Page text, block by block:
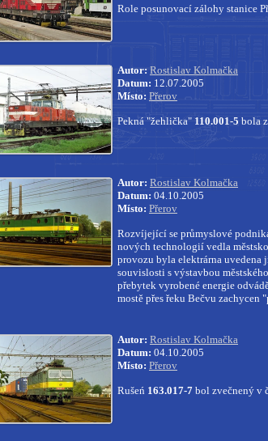
Role posunovací zálohy stanice
Autor: Rostislav Kolmačka
Datum: 12.07.2005
Místo: Přerov
Pekná "žehlička" 110.001-5 bola
Autor: Rostislav Kolmačka
Datum: 04.10.2005
Místo: Přerov
Rozvíjející se průmyslové
nových technologií vedla
provozu byla elektrárna uvedena
souvislosti s výstavbou
přebytek vyrobené energie
mostě přes řeku Bečvu zachycen
Autor: Rostislav Kolmačka
Datum: 04.10.2005
Místo: Přerov
Rušeń 163.017-7 bol zvečnený v